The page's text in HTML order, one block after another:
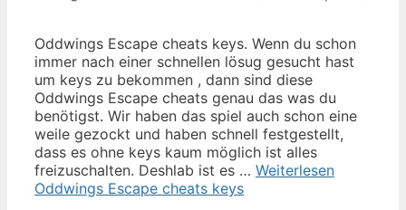
Oddwings Escape cheats keys. Wenn du schon
immer nach einer schnellen lösug gesucht hast
um keys zu bekommen , dann sind diese
Oddwings Escape cheats genau das was du
benötigst. Wir haben das spiel auch schon eine
weile gezockt und haben schnell festgestellt,
dass es ohne keys kaum möglich ist alles
freizuschalten. Deshlab ist es … Weiterlesen
Oddwings Escape cheats keys